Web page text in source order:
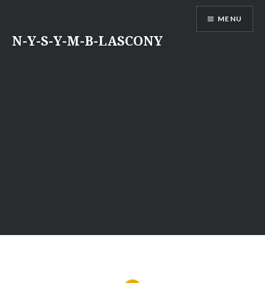
contenu
N-Y-S-Y-M-B-LASCONY
MENU